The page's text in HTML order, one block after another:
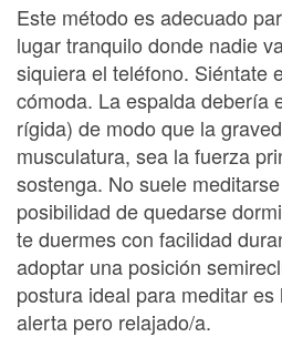
Este método es adecuado
lugar tranquilo donde nadie
siquiera el teléfono. Siéntate
cómoda. La espalda debería
rígida) de modo que la
musculatura, sea la fuerza
sostenga. No suele
posibilidad de quedarse
te duermes con facilidad
adoptar una posición
postura ideal para meditar
alerta pero relajado/a.